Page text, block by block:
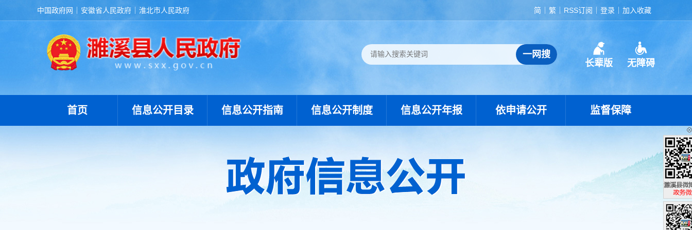
中国政府网 安徽省人民政府 淮北市人民政府 简 繁 RSS订阅 登录 加入收藏
长辈版 无障碍
首页 信息公开目录 信息公开指南 信息公开制度 信息公开年报 依申请公开 监督保障
三大攻坚战
重大建设项目
公共资源交易
户籍管理
养老服务
濉溪县政
政务微博